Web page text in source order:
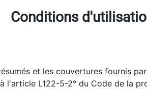
Conditions
et les couvertures fournis
l'article L122-5-2° du Code de la